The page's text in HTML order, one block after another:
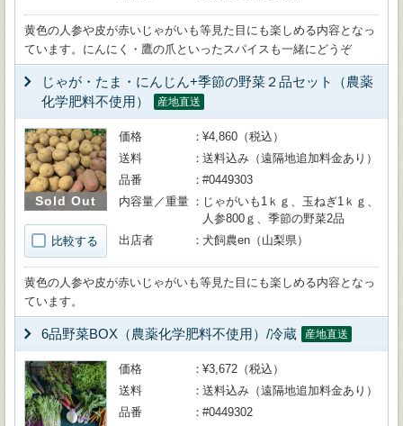
黄色の人参や皮が赤いじゃがいも等見た目にも楽しめる内容となっ
ています。にんにく・鷹の爪といったスパイスも一緒にどうぞ
じゃが・たま・にんじん+季節の野菜２品セット（農薬
化学肥料不使用）
産地直送
Sold Out
比較する
価格
¥4,860（税込）
送料
送料込み（遠隔地追加料金あり）
品番
#0449303
内容量／重量
じゃがいも1ｋｇ、玉ねぎ1ｋｇ、
人参800ｇ、季節の野菜2品
出店者
犬飼農en（山梨県）
黄色の人参や皮が赤いじゃがいも等見た目にも楽しめる内容となっ
ています。
6品野菜BOX（農薬化学肥料不使用）/冷蔵 産地直送
価格
¥3,672（税込）
送料
送料込み（遠隔地追加料金あり）
品番
#0449302